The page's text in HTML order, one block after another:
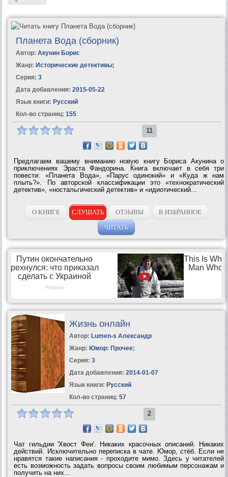
Планета Вода (сборник)
Автор: Акунин Борис
Жанр: Исторические детективы;
Серия: 3
Дата добавления: 2015-05-22
Язык книги: Русский
Кол-во страниц: 155
11
Предлагаем вашему вниманию новую книгу Бориса Акунина о
приключениях Эраста Фандорина. Книга включает в себя три
повести: «Планета Вода», «Парус одинокий» и «Куда ж нам
плыть?». По авторской классификации это «технократический
детектив», «ностальгический детектив» и «идиотический...
О КНИГЕ СЛУШАТЬ ОТЗЫВЫ
В ИЗБРАННОЕ
ЧИТАТЬ
Жизнь онлайн
Автор: Lumen-s Александр
Жанр: Юмор: Прочее;
Серия: 3
Дата добавления: 2014-01-07
Язык книги: Русский
Кол-во страниц: 57
2
Чат гильдии 'Хвост Феи'. Никаких красочных описаний. Никаких
действий. Исключительно переписка в чате. Юмор, стёб. Если не
нравятся такие написания - проходите мимо. Здесь у читателей
есть возможность задать вопросы своим любимым персонажам и
получить на них...